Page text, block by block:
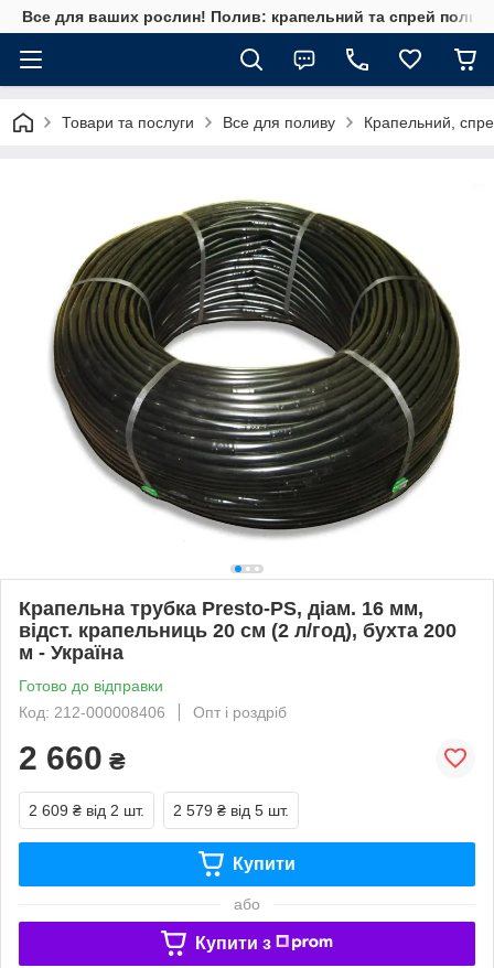
Все для ваших рослин! Полив: крапельний та спрей полив,
Товари та послуги Все для поливу Крапельний,
Крапельна трубка Presto-PS, діам. 16 мм,
відст. крапельниць 20 см (2 л/год), бухта 200
м - Україна
Готово до відправки
Код: 212-000008406
Опт і роздріб
2 660 ₴
2 609 ₴ від 2 шт. 2 579 ₴ від 5 шт.
Купити
або
Купити з